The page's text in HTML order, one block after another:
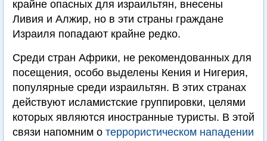
крайне опасных для израильтян, внесены
Ливия и Алжир, но в эти страны граждане
Израиля попадают крайне редко.
Среди стран Африки, не рекомендованных для
посещения, особо выделены Кения и Нигерия,
популярные среди израильтян. В этих странах
действуют исламистские группировки, целями
которых являются иностранные туристы. В этой
связи напомним о террористическом нападении